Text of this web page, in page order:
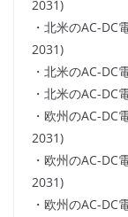
2031)
・北米のAC-
2031)
・北米のAC-
・北米のAC-
・欧州のAC-
2031)
・欧州のAC-
2031)
・欧州のAC-